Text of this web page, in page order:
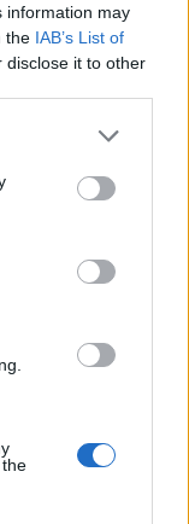
information may
the IAB’s List of
disclose it to other
or more Google
You may click to
party tags to
in below Google
ΠΥΣΔΕ-μετάθεση,
του
Στο
επιθυμεί
ΠΥΣΔΕ θα κρίνει
περίπτωση που
θα κριθεί
μονάδα ο ένας
οπότε το
που